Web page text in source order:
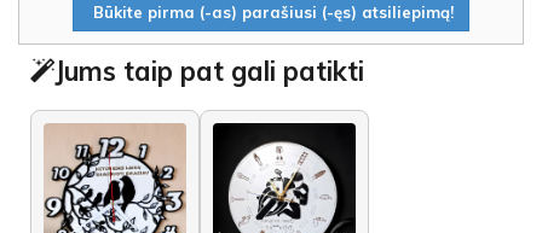
Būkite pirma (-as) parašiusi (-ęs) atsiliepimą!
Jums taip pat gali patikti